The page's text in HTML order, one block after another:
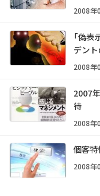
2008年
「偽表
デン
2008年
2007
待
2008年
個客
2008年